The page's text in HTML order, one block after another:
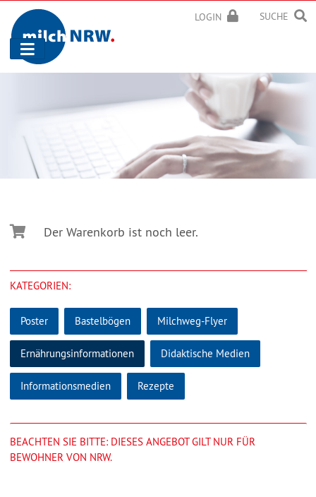
LOGIN SUCHE
Navigation
ein-/ausblenden
Der Warenkorb ist noch leer.
KATEGORIEN:
Poster Bastelbögen Milchweg-Flyer
Ernährungsinformationen Didaktische Medien
Informationsmedien Rezepte
BEACHTEN SIE BITTE: DIESES ANGEBOT GILT NUR FÜR
BEWOHNER VON NRW.